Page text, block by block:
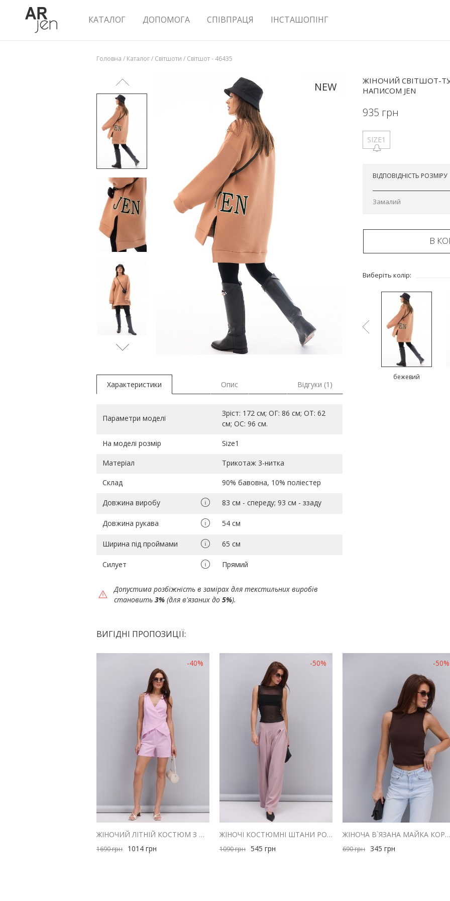
КАТАЛОГ ДОПОМОГА СПІВПРАЦЯ ІНСТАШОПІНГ
Головна / Каталог/ Світшоти / Світшот - 46435
ЖІНОЧИЙ СВІТШОТ-
НАПИСОМ JEN
935 грн
SIZE1
ВІДПОВІДНІСТЬ РОЗМІРУ
Замалий
В
Виберіть колір:
бежевий
NEW
Характеристики Опис Відгуки (1)
Параметри моделі
Зріст: 172 см; ОГ: 86 см; ОТ: 62
см; ОС: 96 см.
На моделі розмір Size1
Матеріал Трикотаж 3-нитка
Склад 90% бавовна, 10% поліестер
Довжина виробу 83 см - спереду; 93 см - ззаду
Довжина рукава 54 см
Ширина під проймами 65 см
Силует Прямий
Допустима розбіжність в замірах для текстильних виробів
становить 3% (для в'язаних до 5%).
ВИГІДНІ ПРОПОЗИЦІЇ:
-40%
ЖІНОЧИЙ ЛІТНІЙ КОСТЮМ З ШОРТАМИ І ЖИЛЕТОМ З ЛЬОНУ РОЖЕВИЙ
1690грн 1014 грн
-50%
ЖІНОЧІ КОСТЮМНІ ШТАНИ РОЖЕВІ ЗІ СКЛАДКАМИ ВГОРІ
1090грн 545 грн
-50%
ЖІНОЧА В`ЯЗАНА МАЙКА КОРИЧНЕВА З ЗАКРУЧЕНИМИ КРАЯМИ
690грн 345 грн